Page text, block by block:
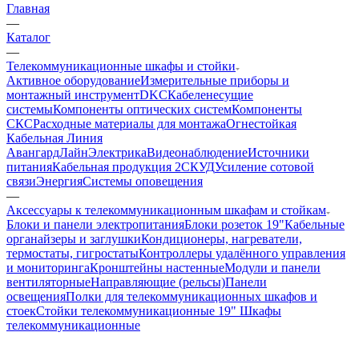
Главная
—
Каталог
—
Телекоммуникационные шкафы и стойки
Активное оборудованиеИзмерительные приборы и
монтажный инструментDKCКабеленесущие
системыКомпоненты оптических системКомпоненты
СКСРасходные материалы для монтажаОгнестойкая
Кабельная Линия
АвангардЛайнЭлектрикаВидеонаблюдениеИсточники
питанияКабельная продукция 2СКУДУсиление сотовой
связиЭнергияСистемы оповещения
—
Аксессуары к телекоммуникационным шкафам и стойкам
Блоки и панели электропитанияБлоки розеток 19"Кабельные
органайзеры и заглушкиКондиционеры, нагреватели,
термостаты, гигростатыКонтроллеры удалённого управления
и мониторингаКронштейны настенныеМодули и панели
вентиляторныеНаправляющие (рельсы)Панели
освещенияПолки для телекоммуникационных шкафов и
стоекСтойки телекоммуникационные 19" Шкафы
телекоммуникационные